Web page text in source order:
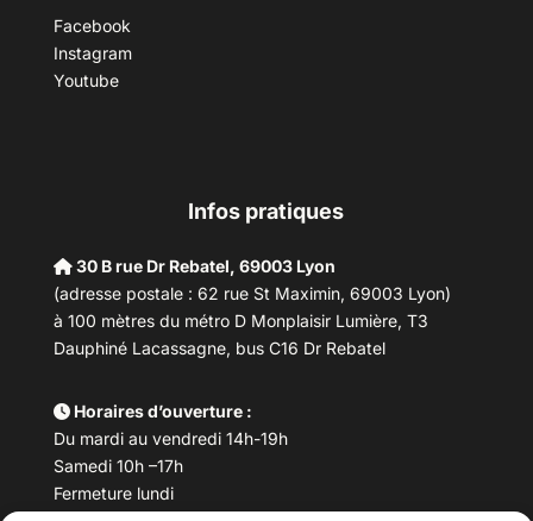
Facebook
Instagram
Youtube
Infos pratiques
30 B rue Dr Rebatel, 69003 Lyon
(adresse postale : 62 rue St Maximin, 69003 Lyon)
à 100 mètres du métro D Monplaisir Lumière, T3
Dauphiné Lacassagne, bus C16 Dr Rebatel
Horaires d’ouverture :
Du mardi au vendredi 14h-19h
Samedi 10h –17h
Fermeture lundi